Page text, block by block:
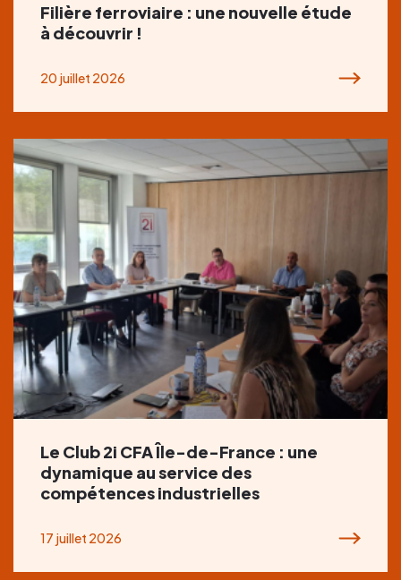
Filière ferroviaire : une nouvelle étude
à découvrir !
20 juillet 2026
Le Club 2i CFA Île-de-France : une
dynamique au service des
compétences industrielles
17 juillet 2026